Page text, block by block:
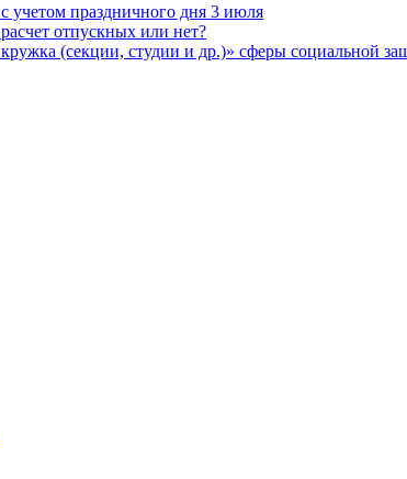
учетом праздничного дня 3 июля
отпускных или нет?
(секции, студии и др.)» сферы социальной